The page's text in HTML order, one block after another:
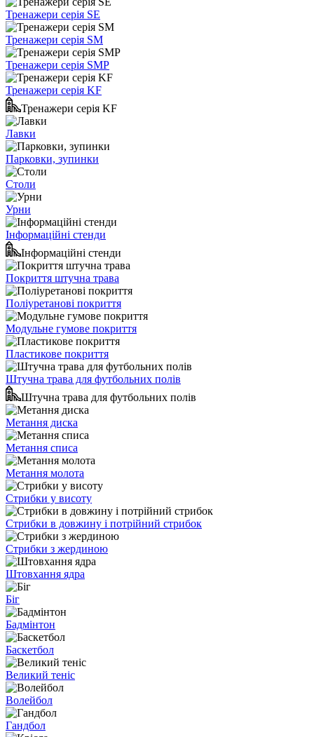
Тренажери серія SE
Тренажери серія SM
Тренажери серія SMP
Тренажери серія KF
Тренажери серія KF
Лавки
Парковки, зупинки
Столи
Урни
Інформаційні стенди
Інформаційні стенди
Покриття штучна трава
Поліуретанові покриття
Модульне гумове покриття
Пластикове покриття
Штучна трава для футбольних полів
Штучна трава для футбольних полів
Метання диска
Метання списа
Метання молота
Стрибки у висоту
Стрибки в довжину і потрійний стрибок
Стрибки з жердиною
Штовхання ядра
Біг
Бадмінтон
Баскетбол
Великий теніс
Волейбол
Гандбол